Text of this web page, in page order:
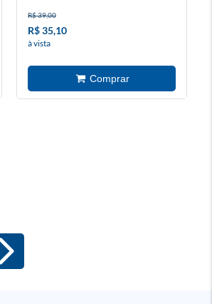
R$ 39,00
R$ 35,10
à vista